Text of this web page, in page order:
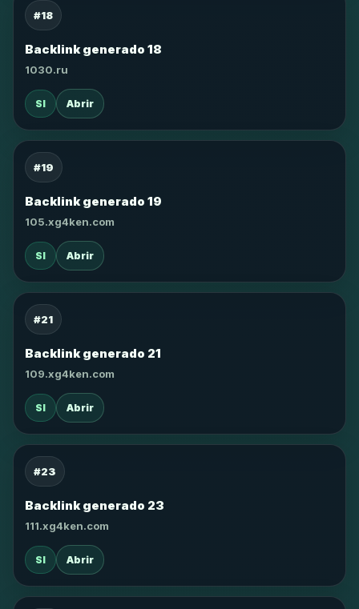
#18
Backlink generado 18
1030.ru
SI Abrir
#19
Backlink generado 19
105.xg4ken.com
SI Abrir
#21
Backlink generado 21
109.xg4ken.com
SI Abrir
#23
Backlink generado 23
111.xg4ken.com
SI Abrir